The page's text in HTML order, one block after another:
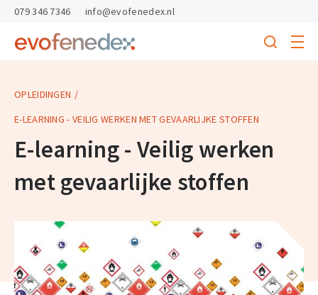
skipToContent
skipToFooter
Return
homepage
Search
menu
079 346 7346 info@evofenedex.nl
OPLEIDINGEN
E-LEARNING - VEILIG WERKEN MET GEVAARLIJKE STOFFEN
E-learning - Veilig werken
met gevaarlijke stoffen